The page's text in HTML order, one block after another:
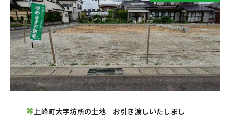
上峰町大字坊所の土地 お引き渡しいたしまし